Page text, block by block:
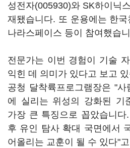
성전자(005930)와 SK하이닉
재됐습니다. 또 운용에는 한
나라스페이스 등이 참여했습
전문가는 이번 경험이 기술
익힌 데 의미가 있다고 보고
공청 달착륙프로그램장은 "
에 실리는 위성의 강화된 기
가장 큰 특징으로 꼽았습니
후 유인 탐사 확대 국면에서
어올리는 교훈이 될 수 있다"